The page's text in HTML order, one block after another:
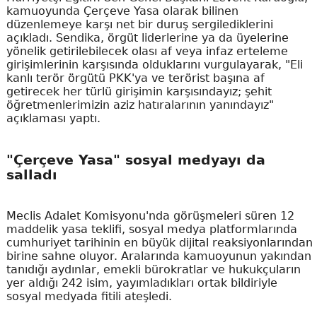
kamuoyunda Çerçeve Yasa olarak bilinen
düzenlemeye karşı net bir duruş sergilediklerini
açıkladı. Sendika, örgüt liderlerine ya da üyelerine
yönelik getirilebilecek olası af veya infaz erteleme
girişimlerinin karşısında olduklarını vurgulayarak, "Eli
kanlı terör örgütü PKK'ya ve terörist başına af
getirecek her türlü girişimin karşısındayız; şehit
öğretmenlerimizin aziz hatıralarının yanındayız"
açıklaması yaptı.
"Çerçeve Yasa" sosyal medyayı da
salladı
Meclis Adalet Komisyonu'nda görüşmeleri süren 12
maddelik yasa teklifi, sosyal medya platformlarında
cumhuriyet tarihinin en büyük dijital reaksiyonlarından
birine sahne oluyor. Aralarında kamuoyunun yakından
tanıdığı aydınlar, emekli bürokratlar ve hukukçuların
yer aldığı 242 isim, yayımladıkları ortak bildiriyle
sosyal medyada fitili ateşledi.